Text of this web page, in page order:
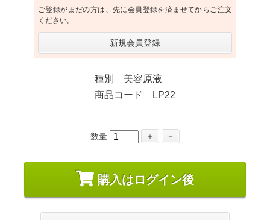
ご登録がまだの方は、先に会員登録を済ませてからご注文
ください。
新規会員登録
種別 美容原液
商品コード LP22
数量 ＋ －
購入はログイン後